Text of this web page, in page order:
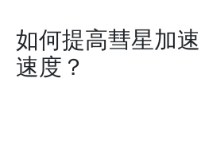
如何提高彗星加
速度？